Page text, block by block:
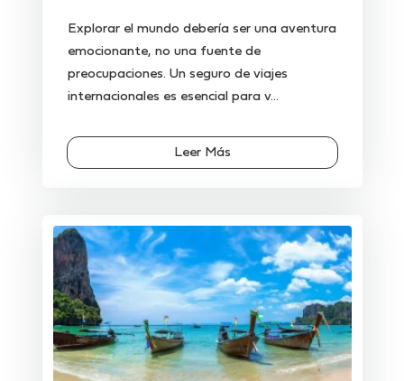
Explorar el mundo debería ser una aventura
emocionante, no una fuente de
preocupaciones. Un seguro de viajes
internacionales es esencial para v...
Leer Más